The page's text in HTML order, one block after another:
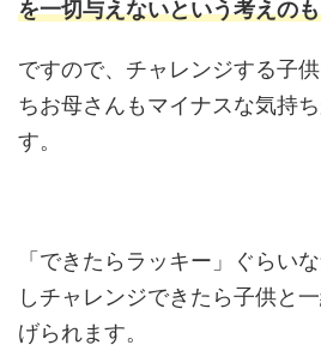
を一切与えないという考えの
ですので、チャレンジする子
ちお母さんもマイナスな気持
す。
「できたらラッキー」ぐらい
しチャレンジできたら子供と
げられます。